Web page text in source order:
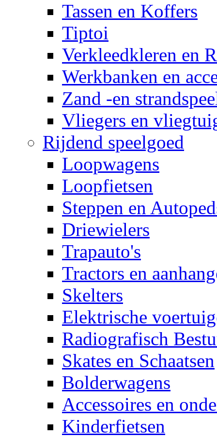
Tassen en Koffers
Tiptoi
Verkleedkleren en
Werkbanken en
Zand -en
Vliegers en
Rijdend speelgoed
Loopwagens
Loopfietsen
Steppen en
Driewielers
Trapauto's
Tractors en
Skelters
Elektrische
Radiografisch
Skates en Schaatsen
Bolderwagens
Accessoires en
Kinderfietsen